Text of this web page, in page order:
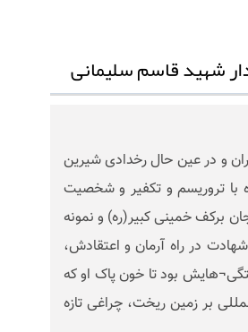
شهید قاسم سلیمانی
ایران و در عین حال رخدادی شیرین
با تروریسم و تکفیر و شخصیت
برکف خمینی کبیر(ره) و نمونه
در راه آرمان و اعتقادش،
بود تا خون پاک او که
بر زمین ریخت، چراغی تازه